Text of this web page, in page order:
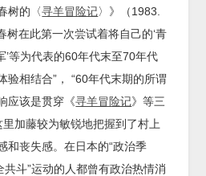
树的〈寻羊冒险记〉》（1983.
树在此第一次尝试着将自己的‘青
’等为代表的60年代末至70年代
验相结合”， “60年代末期的所谓
应该是贯穿《寻羊冒险记》等三
加藤较为敏锐地把握到了村上
和丧失感。在日本的“政治季
共斗”运动的人都曾有政治热情消